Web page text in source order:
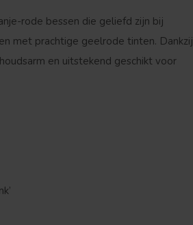
rode bessen die geliefd zijn bij
met prachtige geelrode tinten. Dankzij
en uitstekend geschikt voor